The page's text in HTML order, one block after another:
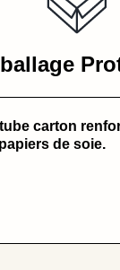
carton
de soie.